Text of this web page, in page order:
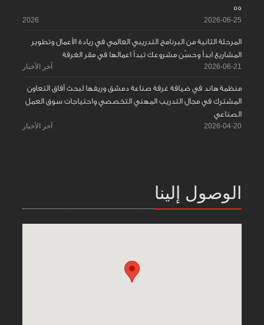
55
2026-06-25
2026
المرحلة الثانية من البرنامج التدريبي العالمي في ريادة الأعمال وتطوير
المشاريع ابدأ وحسّن مشروعك تبدأ اعمالها في مقر الغرفة
2026-06-21 آخر الأخبار
منظمة هاند في ضيافة غرفة صناعة دمشق وريفها لبحث آفاق التعاون
المشترك في مجال التدريب المهني التخصصي واحتياجات سوق العمل
الصناعي
2026-04-20 آخر الأخبار
الوصول إلينا